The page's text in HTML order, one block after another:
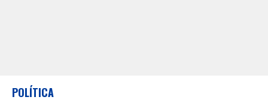
POLÍTICA